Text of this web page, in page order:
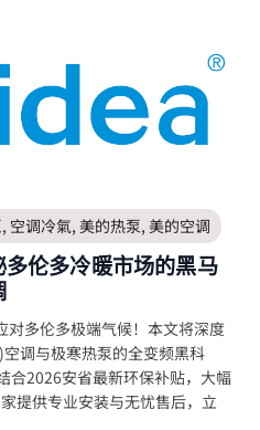
, 空调冷氣, 美的热泵, 美的空调
伦多冷暖市场的黑马
多伦多极端气候！本文将深度
调与极寒热泵的全变频黑科
合2026安省最新环保补贴，大幅
提供专业安装与无忧售后，立